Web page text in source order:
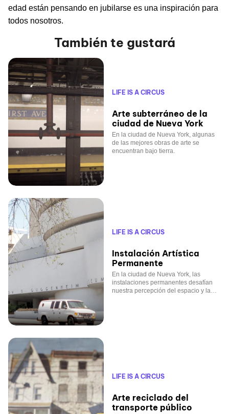
edad están pensando en jubilarse es una inspiración para
todos nosotros.
También te gustará
LIFE IS A CIRCUS
Arte subterráneo de la
ciudad de Nueva York
En la ciudad de Nueva York, algunas
de las mejores obras de arte se
encuentran bajo tierra.
LIFE IS A CIRCUS
Instalación Artística
Permanente
En la ciudad de Nueva York, las
instalaciones permanentes desafían
nuestra percepción del espacio y la
LIFE IS A CIRCUS
Arte reciclado del
transporte público